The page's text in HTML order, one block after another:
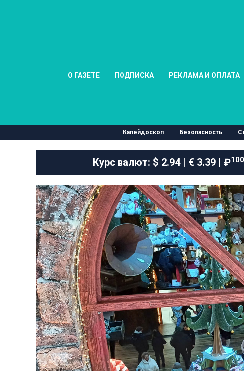
О ГАЗЕТЕ ПОДПИСКА РЕКЛАМА И ОПЛАТА
Калейдоскоп Безопасность
Курс валют: $ 2.94 | € 3.39 | ₽100